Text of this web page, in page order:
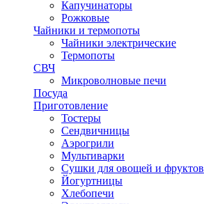
Капучинаторы
Рожковые
Чайники и термопоты
Чайники электрические
Термопоты
СВЧ
Микроволновые печи
Посуда
Приготовление
Тостеры
Сендвичницы
Аэрогрили
Мультиварки
Сушки для овощей и фруктов
Йогуртницы
Хлебопечи